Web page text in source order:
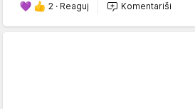
2 · Reaguj Komentariši